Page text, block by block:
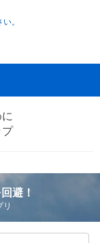
。
プ
避！